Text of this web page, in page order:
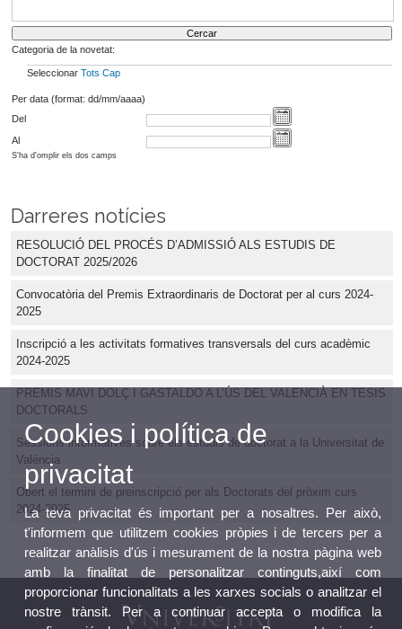
Categoria de la novetat:
Seleccionar Tots Cap
Per data (format: dd/mm/aaaa)
Del
Al
S'ha d'omplir els dos camps
Darreres notícies
RESOLUCIÓ DEL PROCÉS D’ADMISSIÓ ALS ESTUDIS DE
DOCTORAT 2025/2026
Convocatòria del Premis Extraordinaris de Doctorat per al curs 2024-
2025
Inscripció a les activitats formatives transversals del curs acadèmic
2024-2025
PREMIS MAVI DOLÇ I GASTALDO A L’ÚS DEL VALENCIÀ EN TESIS
DOCTORALS
Sessions informatives sobre els estudis de doctorat a la Universitat de
València
Obert el termini de preinscripció per als Doctorats del pròxim curs
2024-2025
Cookies i política de
privacitat
La teva privacitat és important per a nosaltres. Per això,
t'informem que utilitzem cookies pròpies i de tercers per a
realitzar anàlisis d'ús i mesurament de la nostra pàgina web
amb la finalitat de personalitzar continguts,així com
proporcionar funcionalitats a les xarxes socials o analitzar el
nostre trànsit. Per a continuar accepta o modifica la